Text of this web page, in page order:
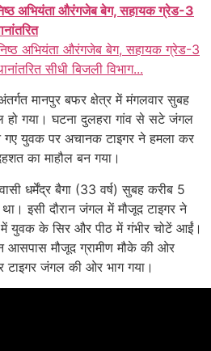
अभियंता औरंगजेब बेग, सहायक ग्रेड-3
अभियंता औरंगजेब बेग, सहायक ग्रेड-3
सीधी बिजली विभाग...
मानपुर बफर क्षेत्र में मंगलवार सुबह
गया। घटना दुलहरा गांव से सटे जंगल
गए युवक पर अचानक टाइगर ने हमला कर
का माहौल बन गया।
धर्मेंद्र बैगा (33 वर्ष) सुबह करीब 5
इसी दौरान जंगल में मौजूद टाइगर ने
युवक के सिर और पीठ में गंभीर चोटें आईं।
मौजूद ग्रामीण मौके की ओर
टाइगर जंगल की ओर भाग गया।